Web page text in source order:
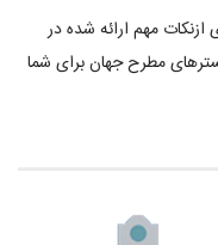
ازنکات مهم ارائه شده در
مطرح جهان برای شما